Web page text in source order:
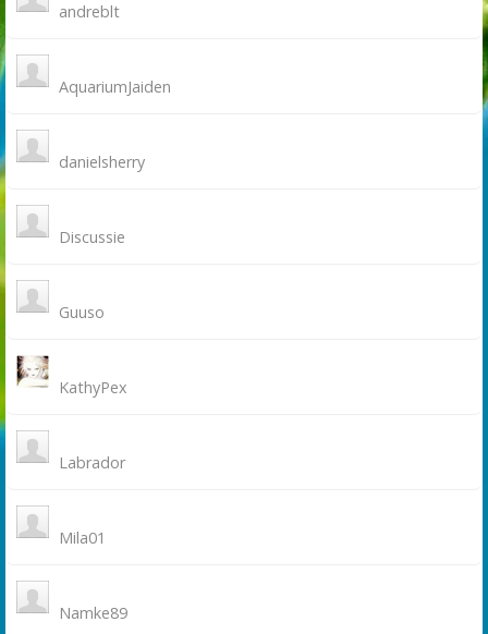
andreblt
AquariumJaiden
danielsherry
Discussie
Guuso
KathyPex
Labrador
Mila01
Namke89